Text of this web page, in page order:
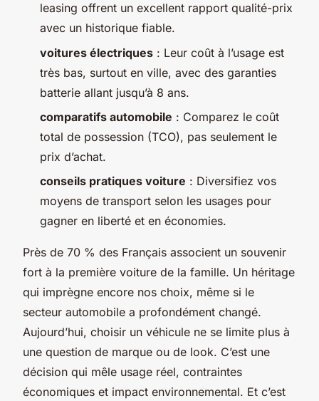
leasing offrent un excellent rapport qualité-prix
avec un historique fiable.
voitures électriques : Leur coût à l’usage est
très bas, surtout en ville, avec des garanties
batterie allant jusqu’à 8 ans.
comparatifs automobile : Comparez le coût
total de possession (TCO), pas seulement le
prix d’achat.
conseils pratiques voiture : Diversifiez vos
moyens de transport selon les usages pour
gagner en liberté et en économies.
Près de 70 % des Français associent un souvenir
fort à la première voiture de la famille. Un héritage
qui imprègne encore nos choix, même si le
secteur automobile a profondément changé.
Aujourd’hui, choisir un véhicule ne se limite plus à
une question de marque ou de look. C’est une
décision qui mêle usage réel, contraintes
économiques et impact environnemental. Et c’est